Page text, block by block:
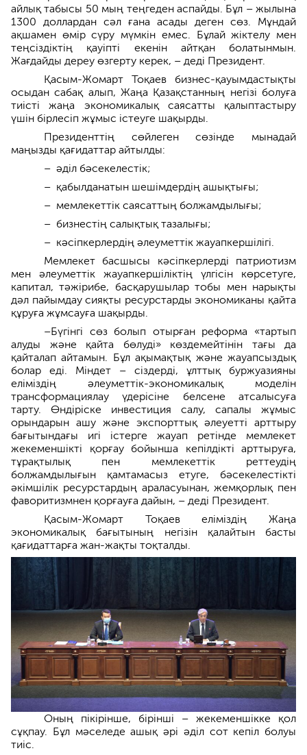
айлық табысы 50 мың теңгеден аспайды. Бұл – жылына
1300 доллардан сәл ғана асады деген сөз. Мұндай
ақшамен өмір сүру мүмкін емес. Бұлай жіктелу мен
теңсіздіктің қауіпті екенін айтқан болатынмын.
Жағдайды дереу өзгерту керек, – деді Президент.
Қасым-Жомарт Тоқаев бизнес-қауымдастықты
осыдан сабақ алып, Жаңа Қазақстанның негізі болуға
тиісті жаңа экономикалық саясатты қалыптастыру
үшін бірлесіп жұмыс істеуге шақырды.
Президенттің сөйлеген сөзінде мынадай
маңызды қағидаттар айтылды:
– әділ бәсекелестік;
– қабылданатын шешімдердің ашықтығы;
– мемлекеттік саясаттың болжамдылығы;
– бизнестің салықтық тазалығы;
– кәсіпкерлердің әлеуметтік жауапкершілігі.
Мемлекет басшысы кәсіпкерлерді патриотизм
мен әлеуметтік жауапкершіліктің үлгісін көрсетуге,
капитал, тәжірибе, басқарушылар тобы мен нарықты
дәл пайымдау сияқты ресурстарды экономиканы қайта
құруға жұмсауға шақырды.
–Бүгінгі сөз болып отырған реформа «тартып
алуды және қайта бөлуді» көздемейтінін тағы да
қайталап айтамын. Бұл ақымақтық және жауапсыздық
болар еді. Міндет – сіздерді, ұлттық буржуазияны
еліміздің әлеуметтік-экономикалық моделін
трансформациялау үдерісіне белсене атсалысуға
тарту. Өндіріске инвестиция салу, сапалы жұмыс
орындарын ашу және экспорттық әлеуетті арттыру
бағытындағы игі істерге жауап ретінде мемлекет
жекеменшікті қорғау бойынша кепілдікті арттыруға,
тұрақтылық пен мемлекеттік реттеудің
болжамдылығын қамтамасыз етуге, бәсекелестікті
әкімшілік ресурстардың араласуынан, жемқорлық пен
фаворитизмнен қорғауға дайын, – деді Президент.
Қасым-Жомарт Тоқаев еліміздің Жаңа
экономикалық бағытының негізін қалайтын басты
қағидаттарға жан-жақты тоқталды.
Оның пікірінше, бірінші – жекеменшікке қол
сұқпау. Бұл мәселеде ашық әрі әділ сот кепіл болуы
тиіс.